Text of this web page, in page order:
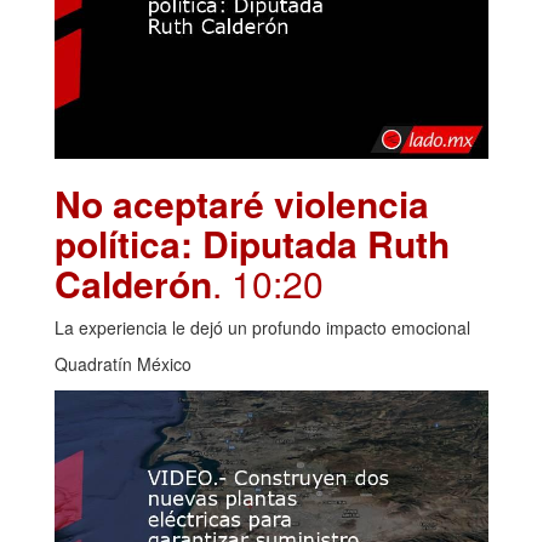
No aceptaré violencia
política: Diputada Ruth
Calderón. 10:20
La experiencia le dejó un profundo impacto emocional
Quadratín México